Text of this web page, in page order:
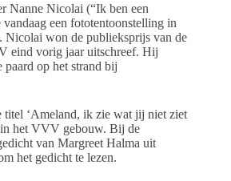
Nanne Nicolai (“Ik ben een
een fototentoonstelling in
won de publieksprijs van de
eind vorig jaar uitschreef. Hij
paard op het strand bij
titel ‘Ameland, ik zie wat jij niet ziet
in het VVV gebouw. Bij de
van Margreet Halma uit
het gedicht te lezen.